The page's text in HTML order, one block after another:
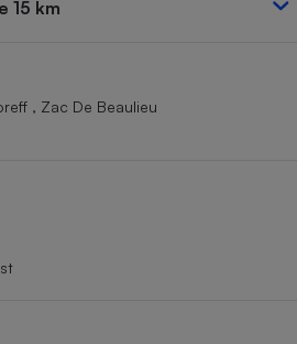
15 km
, Zac De BeaulieuLave-linge